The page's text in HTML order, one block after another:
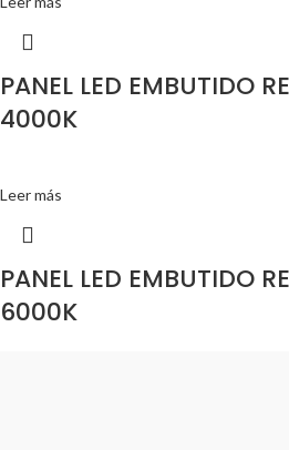
PANEL LED EMBUTIDO
4000K
Leer más
PANEL LED EMBUTIDO
6000K